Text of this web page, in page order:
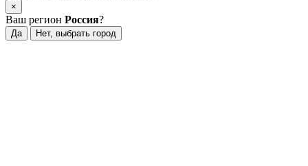
×
Ваш регион Россия?
Да Нет, выбрать город